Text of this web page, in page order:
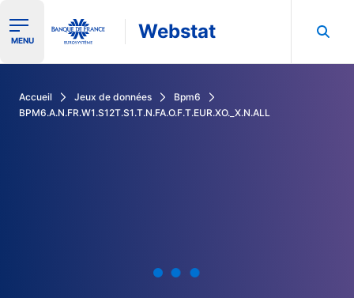
Ouvrir le menu de navigation
MENU Webstat
Accueil Jeux de données
Bpm6
BPM6.A.N.FR.W1.S12T.S1.T.N.FA.O.F.T.EUR.XO._X.N.ALL